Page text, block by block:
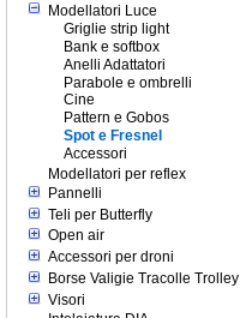
Modellatori Luce
Griglie strip light
Bank e softbox
Anelli Adattatori
Parabole e ombrelli
Cine
Pattern e Gobos
Spot e Fresnel
Accessori
Modellatori per reflex
Pannelli
Teli per Butterfly
Open air
Accessori per droni
Borse Valigie Tracolle Trolley
Visori